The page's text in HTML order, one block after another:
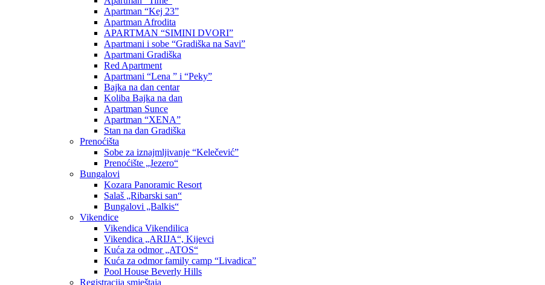
Apartman “Kej 23”
Apartman Afrodita
APARTMAN “SIMINI DVORI”
Apartmani i sobe “Gradiška na Savi”
Apartmani Gradiška
Red Apartment
Apartmani “Lena ” i “Peky”
Bajka na dan centar
Koliba Bajka na dan
Apartman Sunce
Apartman “XENA”
Stan na dan Gradiška
Prenoćišta
Sobe za iznajmljivanje “Kelečević”
Prenoćište „Jezero“
Bungalovi
Kozara Panoramic Resort
Salaš „Ribarski san“
Bungalovi „Balkis“
Vikendice
Vikendica Vikendilica
Vikendica „ARIJA“, Kijevci
Kuća za odmor „ATOS“
Kuća za odmor family camp “Livadica”
Pool House Beverly Hills
Registracija smještaja